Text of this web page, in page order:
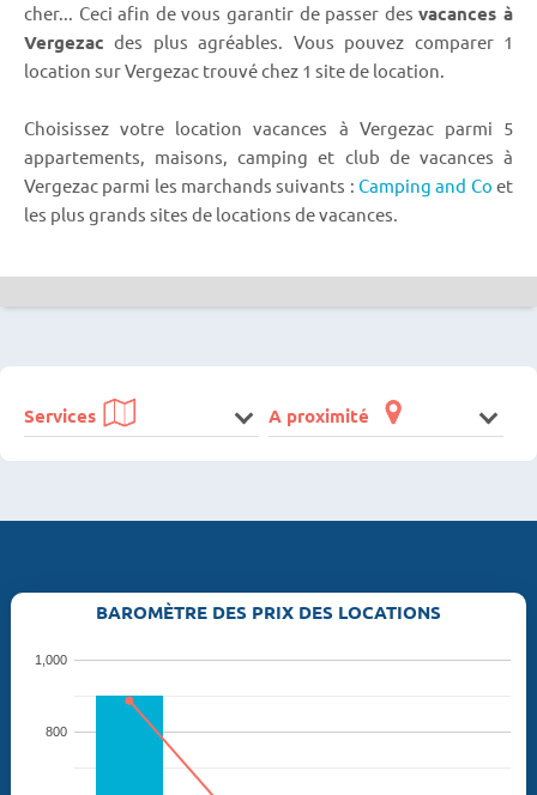
cher... Ceci afin de vous garantir de passer desvacances à
Vergezac des plus agréables. Vous pouvez comparer 1
location sur Vergezac trouvé chez 1 site de location.
Choisissez votre location vacances à Vergezac parmi 5
appartements, maisons, camping et club de vacances à
Vergezac parmi les marchands suivants : Camping and Co et
les plus grands sites de locations de vacances.
Services A proximité
BAROMÈTRE DES PRIX DES LOCATIONS
800
1,000